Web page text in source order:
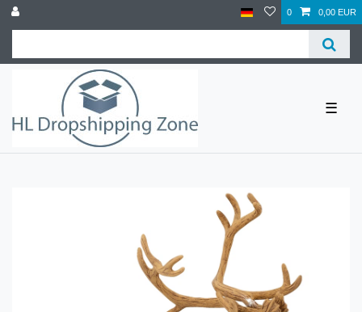
0 0,00 EUR
☰